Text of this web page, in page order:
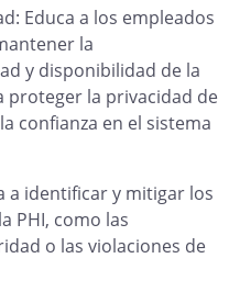
Educa a los empleados
la
y disponibilidad de la
proteger la privacidad de
confianza en el sistema
a identificar y mitigar los
PHI, como las
o las violaciones de